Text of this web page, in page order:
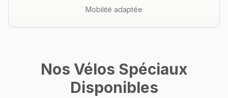
Mobilité adaptée
Nos Vélos Spéciaux
Disponibles